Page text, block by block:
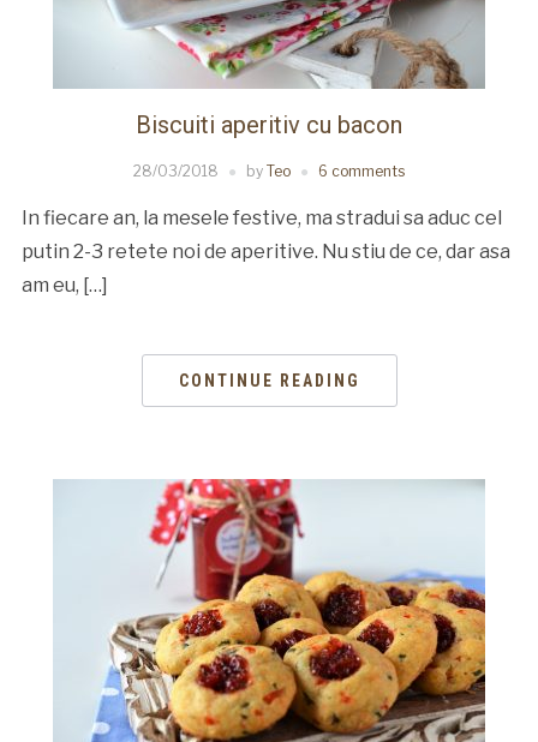
Biscuiti aperitiv cu bacon
28/03/2018 by Teo 6 comments
In fiecare an, la mesele festive, ma stradui sa aduc cel
putin 2-3 retete noi de aperitive. Nu stiu de ce, dar asa
am eu, […]
CONTINUE READING